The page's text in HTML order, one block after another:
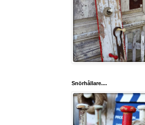
Snörhållare....